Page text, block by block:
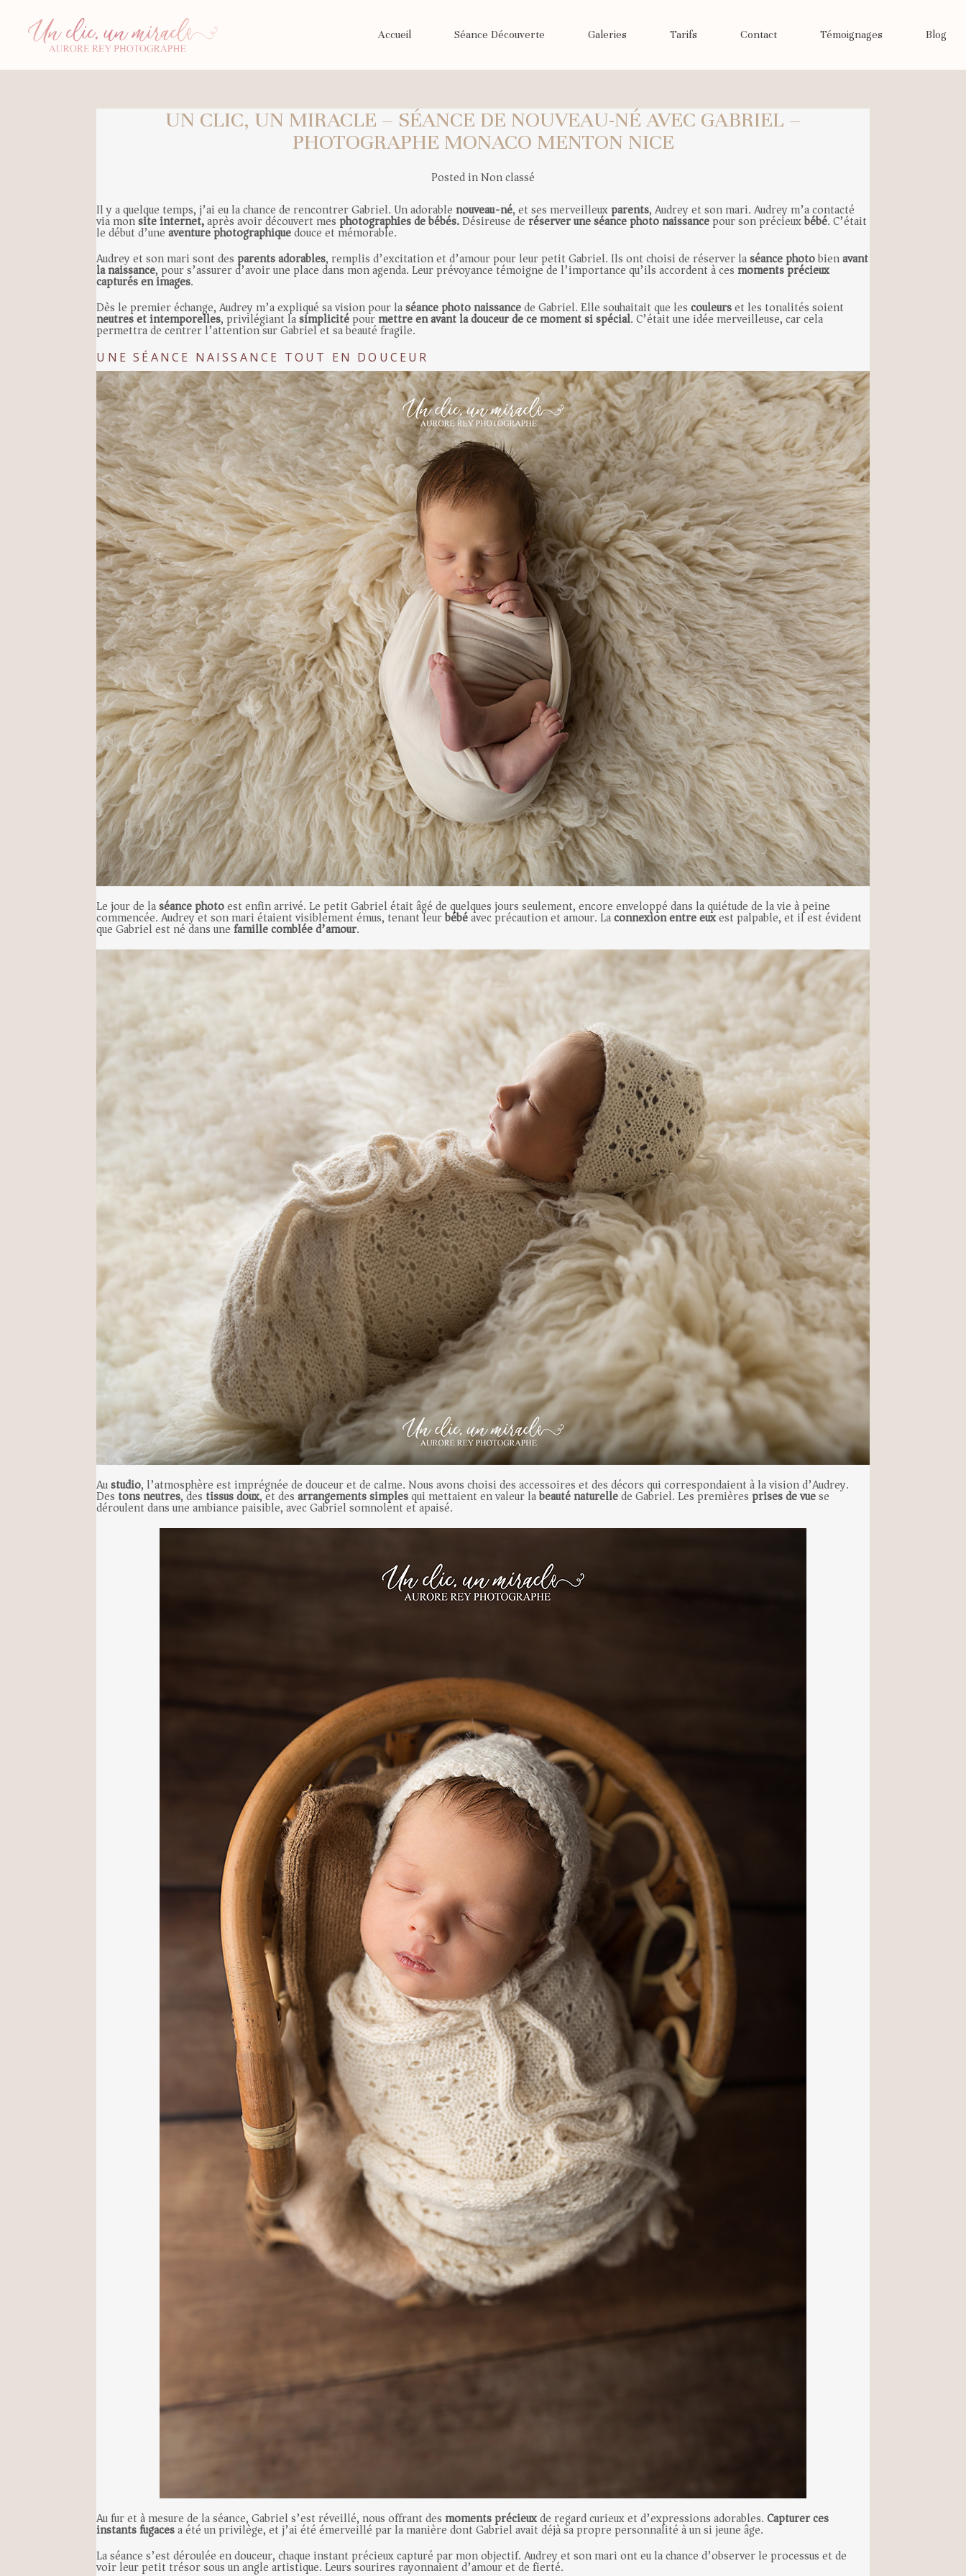
Accueil Séance Découverte Galeries Tarifs Contact Témoignages Blog
UN CLIC, UN MIRACLE – SÉANCE DE NOUVEAU-NÉ AVEC GABRIEL –
PHOTOGRAPHE MONACO MENTON NICE
Posted inNon classé
Il y a quelque temps, j’ai eu la chance de rencontrer Gabriel. Un adorablenouveau-né, et ses merveilleuxparents, Audrey et son mari. Audrey m’a contacté
via monsite internet,après avoir découvert mes photographies de bébés.Désireuse deréserver une séance photonaissancepour son précieuxbébé. C’était
le début d’uneaventure photographiquedouce et mémorable.
Audrey et son mari sont des parents adorables, remplis d’excitation et d’amour pour leur petit Gabriel. Ils ont choisi de réserver laséance photobienavant
la naissance, pour s’assurer d’avoir une place dans mon agenda. Leur prévoyance témoigne de l’importance qu’ils accordent à cesmoments précieux
capturés en images.
Dès le premier échange, Audrey m’a expliqué sa vision pour laséance photo naissancede Gabriel. Elle souhaitait que lescouleurset les tonalités soient
neutres et intemporelles, privilégiant lasimplicitépourmettre en avant la douceur de ce moment si spécial. C’était une idée merveilleuse, car cela
permettra de centrer l’attention sur Gabriel et sa beauté fragile.
UNE SÉANCE NAISSANCE TOUT EN DOUCEUR
Le jour de laséance photoest enfin arrivé. Le petit Gabriel était âgé de quelques jours seulement, encore enveloppé dans la quiétude de la vie à peine
commencée. Audrey et son mari étaient visiblement émus, tenant leurbébéavec précaution et amour. Laconnexion entre euxest palpable, et il est évident
que Gabriel est né dans unefamille comblée d’amour.
Austudio, l’atmosphère est imprégnée de douceur et de calme. Nous avons choisi des accessoires et des décors qui correspondaient à la vision d’Audrey.
Des tons neutres, des tissus doux, et desarrangements simplesqui mettaient en valeur labeauté naturellede Gabriel. Les premières prises de vuese
déroulent dans une ambiance paisible, avec Gabriel somnolent et apaisé.
Au fur et à mesure de la séance, Gabriel s’est réveillé, nous offrant desmoments précieuxde regard curieux et d’expressions adorables.Capturer ces
instants fugacesa été un privilège, et j’ai été émerveillé par la manière dont Gabriel avait déjà sa propre personnalité à un si jeune âge.
La séance s’est déroulée en douceur, chaque instant précieux capturé par mon objectif. Audrey et son mari ont eu la chance d’observer le processus et de
voir leur petit trésor sous un angle artistique. Leurs sourires rayonnaient d’amour et de fierté.